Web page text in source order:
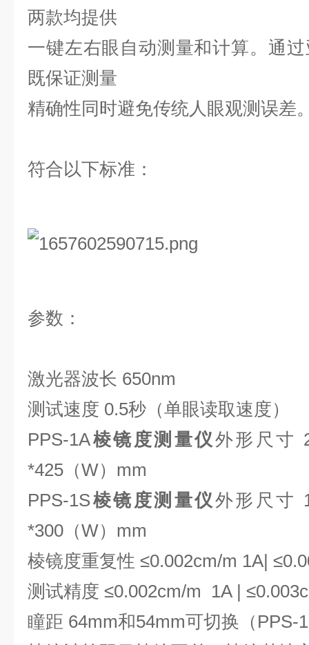
两款均提供
一键左右眼自动测量和计算。通
既保证测量
精确性同时避免传统人眼观测误差
符合以下标准：
参数：
激光器波长 650nm
测试速度 0.5秒（单眼读取速度）
PPS-1A棱镜度测量仪外形尺寸
*425（W）mm
PPS-1S棱镜度测量仪外形尺寸
*300（W）mm
棱镜度重复性 ≤0.002cm/m 1A|
测试精度 ≤0.002cm/m 1A |
瞳距 64mm和54mm可切换（PPS-